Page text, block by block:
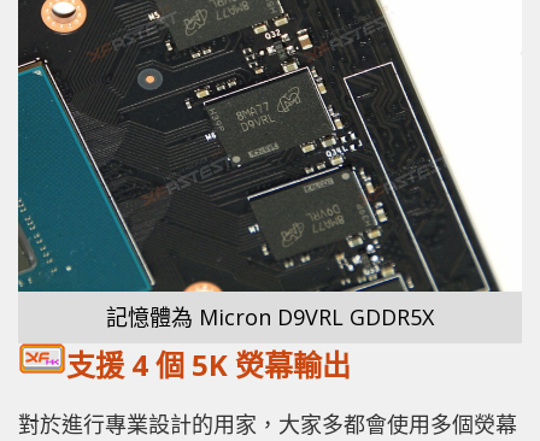
記憶體為 Micron D9VRL GDDR5X
支援 4 個 5K 熒幕輸出
對於進行專業設計的用家，大家多都會使用多個熒幕